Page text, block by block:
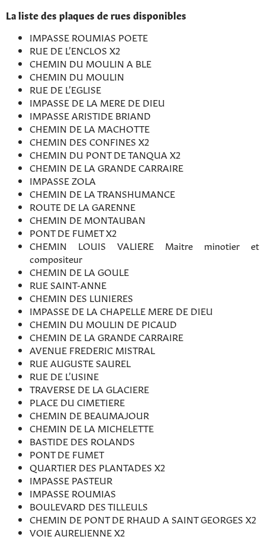
La liste des plaques de rues disponibles
IMPASSE ROUMIAS POETE
RUE DE L’ENCLOS X2
CHEMIN DU MOULIN A BLE
CHEMIN DU MOULIN
RUE DE L’EGLISE
IMPASSE DE LA MERE DE DIEU
IMPASSE ARISTIDE BRIAND
CHEMIN DE LA MACHOTTE
CHEMIN DES CONFINES X2
CHEMIN DU PONT DE TANQUA X2
CHEMIN DE LA GRANDE CARRAIRE
IMPASSE ZOLA
CHEMIN DE LA TRANSHUMANCE
ROUTE DE LA GARENNE
CHEMIN DE MONTAUBAN
PONT DE FUMET X2
CHEMIN LOUIS VALIERE Maitre minotier et
compositeur
CHEMIN DE LA GOULE
RUE SAINT-ANNE
CHEMIN DES LUNIERES
IMPASSE DE LA CHAPELLE MERE DE DIEU
CHEMIN DU MOULIN DE PICAUD
CHEMIN DE LA GRANDE CARRAIRE
AVENUE FREDERIC MISTRAL
RUE AUGUSTE SAUREL
RUE DE L’USINE
TRAVERSE DE LA GLACIERE
PLACE DU CIMETIERE
CHEMIN DE BEAUMAJOUR
CHEMIN DE LA MICHELETTE
BASTIDE DES ROLANDS
PONT DE FUMET
QUARTIER DES PLANTADES X2
IMPASSE PASTEUR
IMPASSE ROUMIAS
BOULEVARD DES TILLEULS
CHEMIN DE PONT DE RHAUD A SAINT GEORGES X2
VOIE AURELIENNE X2